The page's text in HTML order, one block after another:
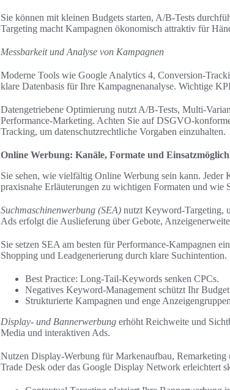
Sie können mit kleinen Budgets starten, A/B-Tests
Targeting macht Kampagnen ökonomisch attraktiv für
Messbarkeit und Analyse von Kampagnen
Moderne Tools wie Google Analytics 4, Conversion-
klare Datenbasis für Ihre Kampagnenanalyse. Wichtige
Datengetriebene Optimierung nutzt A/B-Tests, Multi-
Performance-Marketing. Achten Sie auf DSGVO-
Tracking, um datenschutzrechtliche Vorgaben einzuhalten.
Online Werbung: Kanäle, Formate und
Sie sehen, wie vielfältig Online Werbung sein kann.
praxisnahe Erläuterungen zu wichtigen Formaten und wie
Suchmaschinenwerbung (SEA) nutzt Keyword-Targeting,
Ads erfolgt die Auslieferung über Gebote,
Sie setzen SEA am besten für Performance-Kampagnen
Shopping und Leadgenerierung durch klare Suchintention.
Best Practice: Long-Tail-Keywords senken CPCs.
Negatives Keyword-Management schützt Ihr
Strukturierte Kampagnen und enge
Display- und Bannerwerbung erhöht Reichweite und
Media und interaktiven Ads.
Nutzen Display-Werbung für Markenaufbau,
Trade Desk oder das Google Display Network erleichtert